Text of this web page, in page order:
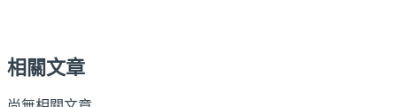
相關文章